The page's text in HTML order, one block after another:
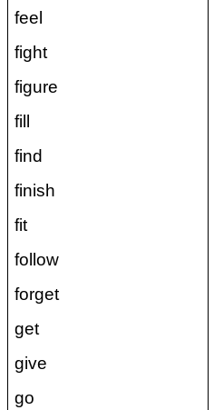
feel
fight
figure
fill
find
finish
fit
follow
forget
get
give
go